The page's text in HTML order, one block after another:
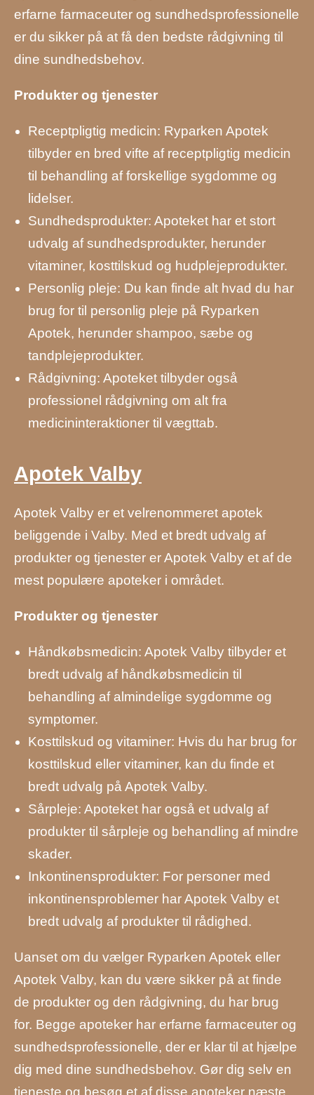
erfarne farmaceuter og sundhedsprofessionelle
er du sikker på at få den bedste rådgivning til
dine sundhedsbehov.
Produkter og tjenester
Receptpligtig medicin: Ryparken Apotek
tilbyder en bred vifte af receptpligtig medicin
til behandling af forskellige sygdomme og
lidelser.
Sundhedsprodukter: Apoteket har et stort
udvalg af sundhedsprodukter, herunder
vitaminer, kosttilskud og hudplejeprodukter.
Personlig pleje: Du kan finde alt hvad du har
brug for til personlig pleje på Ryparken
Apotek, herunder shampoo, sæbe og
tandplejeprodukter.
Rådgivning: Apoteket tilbyder også
professionel rådgivning om alt fra
medicininteraktioner til vægttab.
Apotek Valby
Apotek Valby er et velrenommeret apotek
beliggende i Valby. Med et bredt udvalg af
produkter og tjenester er Apotek Valby et af de
mest populære apoteker i området.
Produkter og tjenester
Håndkøbsmedicin: Apotek Valby tilbyder et
bredt udvalg af håndkøbsmedicin til
behandling af almindelige sygdomme og
symptomer.
Kosttilskud og vitaminer: Hvis du har brug for
kosttilskud eller vitaminer, kan du finde et
bredt udvalg på Apotek Valby.
Sårpleje: Apoteket har også et udvalg af
produkter til sårpleje og behandling af mindre
skader.
Inkontinensprodukter: For personer med
inkontinensproblemer har Apotek Valby et
bredt udvalg af produkter til rådighed.
Uanset om du vælger Ryparken Apotek eller
Apotek Valby, kan du være sikker på at finde
de produkter og den rådgivning, du har brug
for. Begge apoteker har erfarne farmaceuter og
sundhedsprofessionelle, der er klar til at hjælpe
dig med dine sundhedsbehov. Gør dig selv en
tjeneste og besøg et af disse apoteker næste